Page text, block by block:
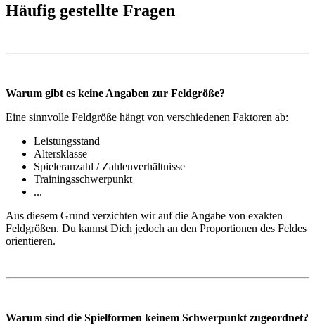
Häufig gestellte Fragen
Warum gibt es keine Angaben zur Feldgröße?
Eine sinnvolle Feldgröße hängt von verschiedenen Faktoren ab:
Leistungsstand
Altersklasse
Spieleranzahl / Zahlenverhältnisse
Trainingsschwerpunkt
...
Aus diesem Grund verzichten wir auf die Angabe von exakten
Feldgrößen. Du kannst Dich jedoch an den Proportionen des Feldes
orientieren.
Warum sind die Spielformen keinem Schwerpunkt zugeordnet?